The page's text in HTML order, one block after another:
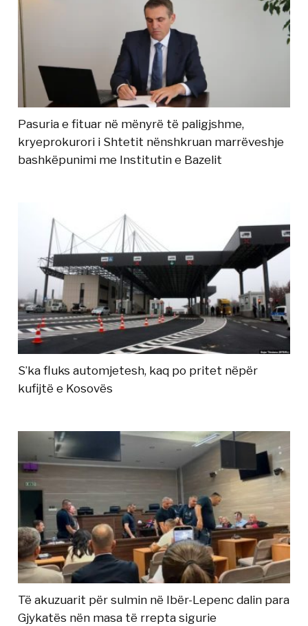
Pasuria e fituar në mënyrë të paligjshme,
kryeprokurori i Shtetit nënshkruan marrëveshje
bashkëpunimi me Institutin e Bazelit
S’ka fluks automjetesh, kaq po pritet nëpër
kufijtë e Kosovës
Të akuzuarit për sulmin në Ibër-Lepenc dalin para
Gjykatës nën masa të rrepta sigurie